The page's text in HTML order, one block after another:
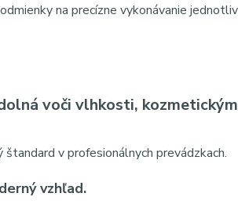
na precízne vykonávanie
voči vlhkosti, kozmetickým
v profesionálnych prevádzkach.
vzhľad.